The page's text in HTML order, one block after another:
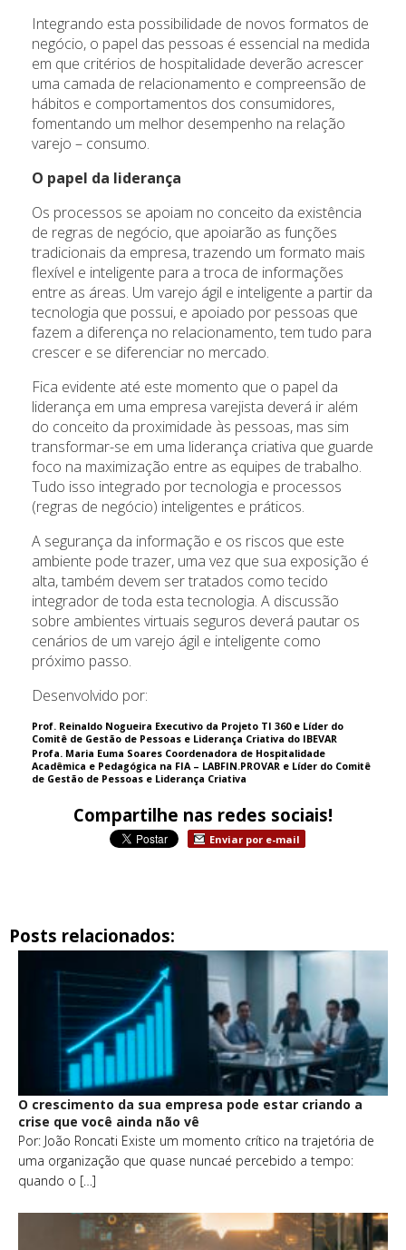
Integrando esta possibilidade de novos formatos de
negócio, o papel das pessoas é essencial na medida
em que critérios de hospitalidade deverão acrescer
uma camada de relacionamento e compreensão de
hábitos e comportamentos dos consumidores,
fomentando um melhor desempenho na relação
varejo – consumo.
O papel da liderança
Os processos se apoiam no conceito da existência
de regras de negócio, que apoiarão as funções
tradicionais da empresa, trazendo um formato mais
flexível e inteligente para a troca de informações
entre as áreas. Um varejo ágil e inteligente a partir da
tecnologia que possui, e apoiado por pessoas que
fazem a diferença no relacionamento, tem tudo para
crescer e se diferenciar no mercado.
Fica evidente até este momento que o papel da
liderança em uma empresa varejista deverá ir além
do conceito da proximidade às pessoas, mas sim
transformar-se em uma liderança criativa que guarde
foco na maximização entre as equipes de trabalho.
Tudo isso integrado por tecnologia e processos
(regras de negócio) inteligentes e práticos.
A segurança da informação e os riscos que este
ambiente pode trazer, uma vez que sua exposição é
alta, também devem ser tratados como tecido
integrador de toda esta tecnologia. A discussão
sobre ambientes virtuais seguros deverá pautar os
cenários de um varejo ágil e inteligente como
próximo passo.
Desenvolvido por:
Prof. Reinaldo Nogueira Executivo da Projeto TI 360 e Líder do
Comitê de Gestão de Pessoas e Liderança Criativa do IBEVAR
Profa. Maria Euma Soares Coordenadora de Hospitalidade
Acadêmica e Pedagógica na FIA – LABFIN.PROVAR e Líder do Comitê
de Gestão de Pessoas e Liderança Criativa
Compartilhe nas redes sociais!
Enviar por e-mail
Posts relacionados:
O crescimento da sua empresa pode estar criando a
crise que você ainda não vê
Por: João Roncati Existe um momento crítico na trajetória de
uma organização que quase nuncaé percebido a tempo:
quando o […]